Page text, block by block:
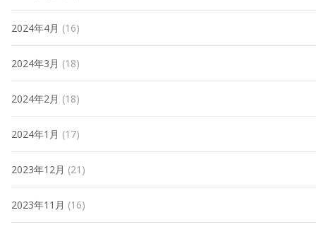
2024年4月 (16)
2024年3月 (18)
2024年2月 (18)
2024年1月 (17)
2023年12月 (21)
2023年11月 (16)